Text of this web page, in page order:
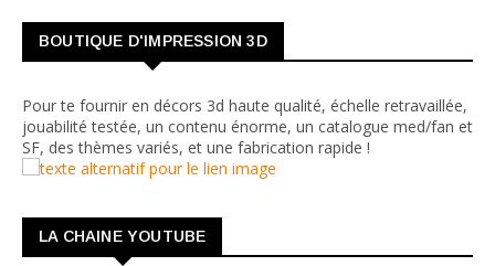
BOUTIQUE D'IMPRESSION 3D
Pour te fournir en décors 3d haute qualité, échelle retravaillée,
jouabilité testée, un contenu énorme, un catalogue med/fan et
SF, des thèmes variés, et une fabrication rapide !
LA CHAINE YOUTUBE